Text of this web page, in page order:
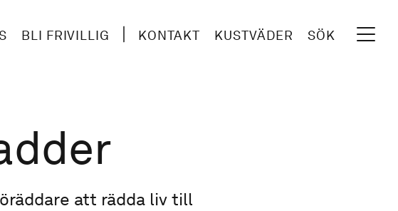
BLI FRIVILLIG KONTAKT KUSTVÄDER SÖK
att rädda liv till